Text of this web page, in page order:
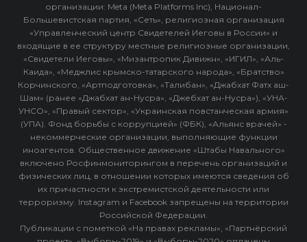
организации: Meta (Meta Platforms Inc), Национал-
Большевистская партия, «Сеть», религиозная организация
«Управленческий центр Свидетелей Иеговы в России» и
входящие в ее структуру местные религиозные организации,
«Свидетели Иеговы», «Мизантропик Дивижн», «ИГИЛ», «Аль-
Каида», «Меджлис крымско-татарского народа», «Братство»
Корчинского, «Артподготовка», «Талибан», «Джабхат Фатх аш-
Шам» (ранее «Джабхат ан-Нусра», «Джебхат ан-Нусра»), «УНА-
УНСО», «Правый сектор», «Украинская повстанческая армия»
(УПА). Фонд борьбы с коррупцией» (ФБК), «Альянс врачей» -
некоммерческие организации, выполняющие функции
иноагентов. Общественное движение «Штабы Навального»
включено Росфинмониторингом в перечень организаций и
физических лиц, в отношении которых имеются сведения об
их причастности к экстремистской деятельности или
терроризму. Instagram и Facebook запрещены на территории
Российской Федерации.
Публикации с пометкой «На правах рекламы», «Партнёрский